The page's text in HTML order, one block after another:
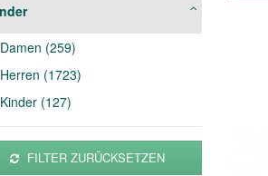
Damen (259)
Herren (1723)
Kinder (127)
FILTER ZURÜCKSETZEN